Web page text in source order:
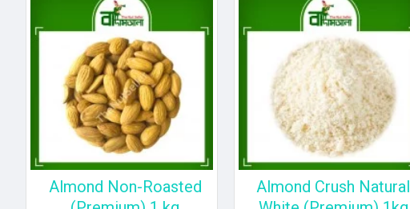
Almond Non-Roasted
Almond Crush Natural